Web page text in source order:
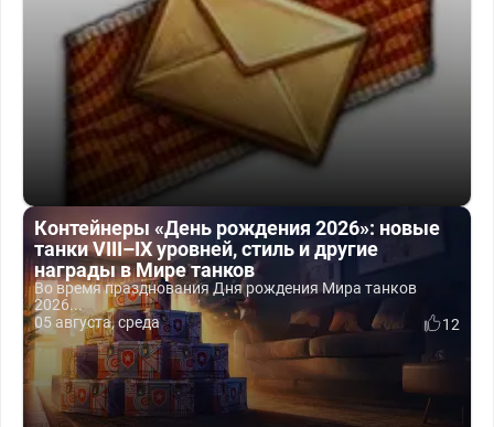
Контейнеры «День рождения 2026»: новые
танки VIII–IX уровней, стиль и другие
награды в Мире танков
Во время празднования Дня рождения Мира танков
2026...
05 августа, среда
12